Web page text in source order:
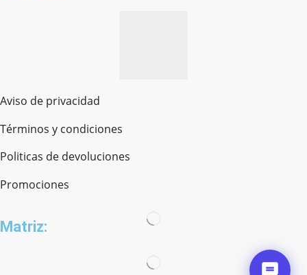
Aviso de privacidad
Términos y condiciones
Politicas de devoluciones
Promociones
Matriz: